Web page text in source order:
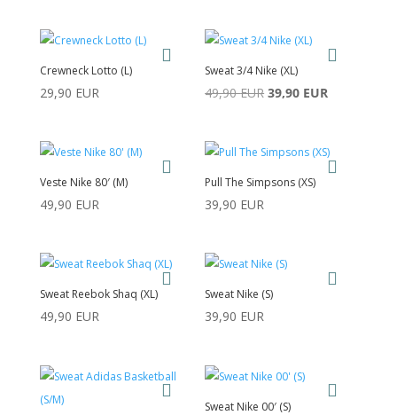
Crewneck Lotto (L)
29,90 EUR
Sweat 3/4 Nike (XL)
49,90EUR Le
était :
49,90 EUR.
39,90 EURLe
est :
Veste Nike 80′ (M)
49,90 EUR
Pull The Simpsons (XS)
39,90 EUR
Sweat Reebok Shaq (XL)
49,90 EUR
Sweat Nike (S)
39,90 EUR
Sweat Nike 00′ (S)